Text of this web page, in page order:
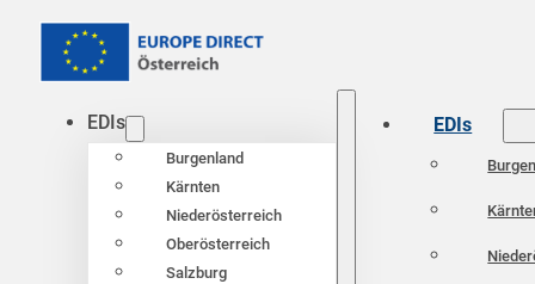
EDIs
Burgenland
Kärnten
Niederösterreich
Oberösterreich
Salzburg
EDIs